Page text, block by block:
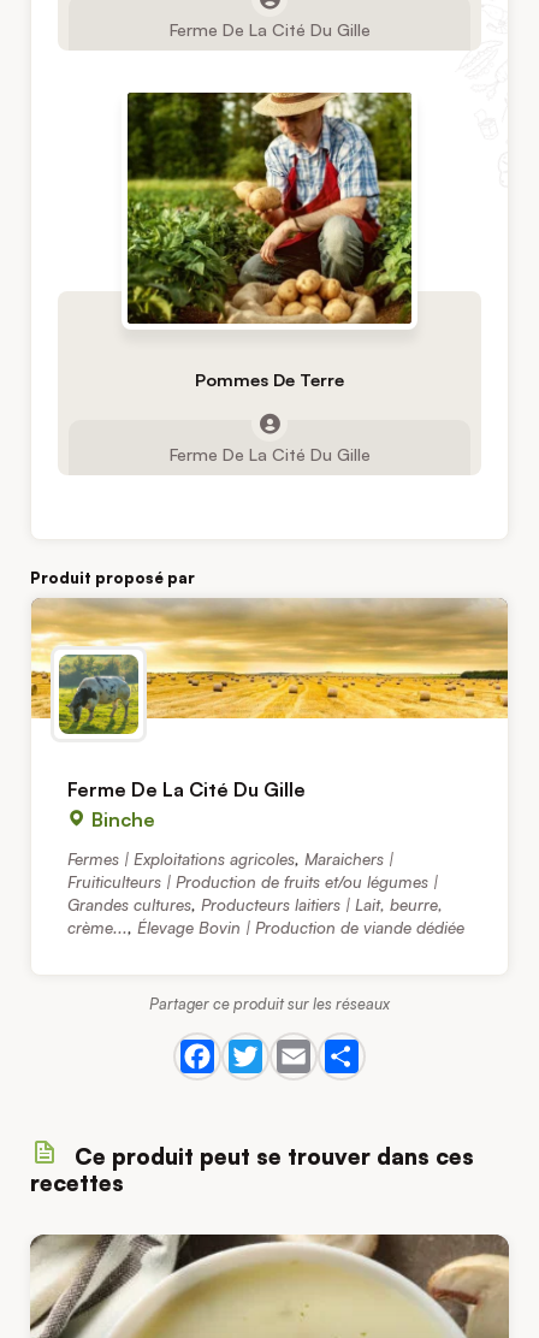
Ferme De La Cité Du Gille
Pommes De Terre
Ferme De La Cité Du Gille
Produit proposé par
Ferme De La Cité Du Gille
Binche
Fermes | Exploitations agricoles, Maraichers |
Fruiticulteurs | Production de fruits et/ou légumes |
Grandes cultures, Producteurs laitiers | Lait, beurre,
crème..., Élevage Bovin | Production de viande dédiée
Partager ce produit sur les réseaux
Ce produit peut se trouver dans ces
recettes